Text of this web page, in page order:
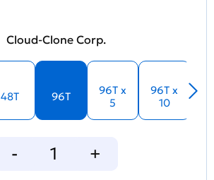
Cloud-Clone Corp.
48T 96T
96T x
5
96T x
10